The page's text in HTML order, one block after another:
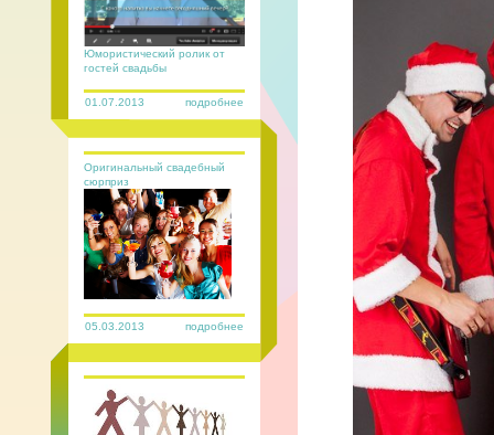
01.07.2013 подробнее
Юмористический ролик от
гостей свадьбы
05.03.2013 подробнее
Оригинальный свадебный
сюрприз